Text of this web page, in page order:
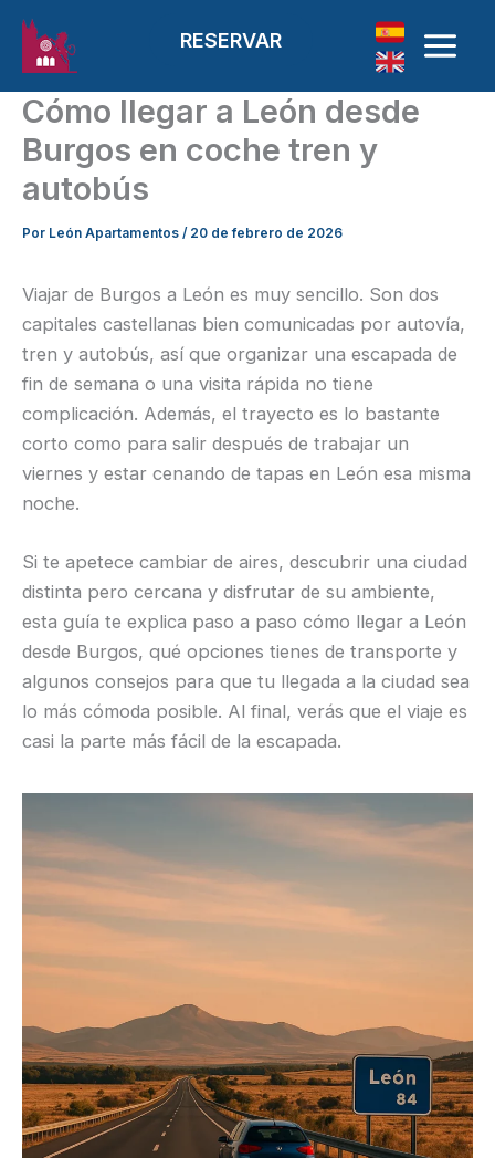
Ir al contenido
RESERVAR
Cómo llegar a León desde
Burgos en coche tren y
autobús
Por León Apartamentos / 20 de febrero de 2026
Viajar de Burgos a León es muy sencillo. Son dos
capitales castellanas bien comunicadas por autovía,
tren y autobús, así que organizar una escapada de
fin de semana o una visita rápida no tiene
complicación. Además, el trayecto es lo bastante
corto como para salir después de trabajar un
viernes y estar cenando de tapas en León esa misma
noche.
Si te apetece cambiar de aires, descubrir una ciudad
distinta pero cercana y disfrutar de su ambiente,
esta guía te explica paso a paso cómo llegar a León
desde Burgos, qué opciones tienes de transporte y
algunos consejos para que tu llegada a la ciudad sea
lo más cómoda posible. Al final, verás que el viaje es
casi la parte más fácil de la escapada.